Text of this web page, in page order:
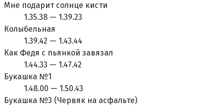
Мне подарит солнце кисти
1.35.38 — 1.39.23
Колыбельная
1.39.42 — 1.43.44
Как Федя с пьянкой завязал
1.44.33 — 1.47.42
Букашка №1
1.48.00 — 1.50.43
Букашка №3 (Червяк на асфальте)